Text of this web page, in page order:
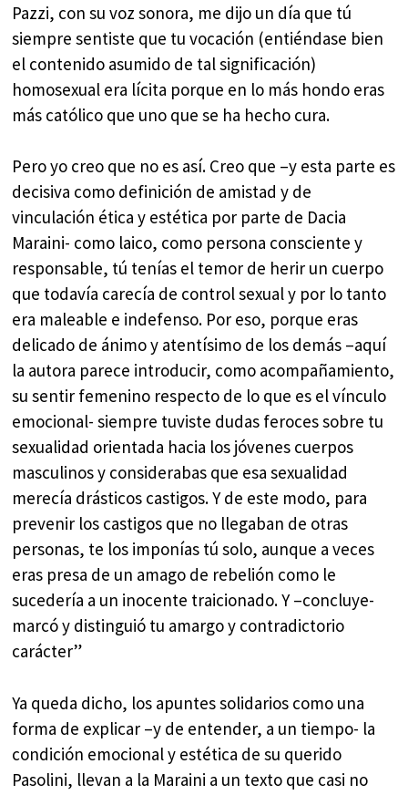
Pazzi, con su voz sonora, me dijo un día que tú
siempre sentiste que tu vocación (entiéndase bien
el contenido asumido de tal significación)
homosexual era lícita porque en lo más hondo eras
más católico que uno que se ha hecho cura.
Pero yo creo que no es así. Creo que –y esta parte es
decisiva como definición de amistad y de
vinculación ética y estética por parte de Dacia
Maraini- como laico, como persona consciente y
responsable, tú tenías el temor de herir un cuerpo
que todavía carecía de control sexual y por lo tanto
era maleable e indefenso. Por eso, porque eras
delicado de ánimo y atentísimo de los demás –aquí
la autora parece introducir, como acompañamiento,
su sentir femenino respecto de lo que es el vínculo
emocional- siempre tuviste dudas feroces sobre tu
sexualidad orientada hacia los jóvenes cuerpos
masculinos y considerabas que esa sexualidad
merecía drásticos castigos. Y de este modo, para
prevenir los castigos que no llegaban de otras
personas, te los imponías tú solo, aunque a veces
eras presa de un amago de rebelión como le
sucedería a un inocente traicionado. Y –concluye-
marcó y distinguió tu amargo y contradictorio
carácter”
Ya queda dicho, los apuntes solidarios como una
forma de explicar –y de entender, a un tiempo- la
condición emocional y estética de su querido
Pasolini, llevan a la Maraini a un texto que casi no